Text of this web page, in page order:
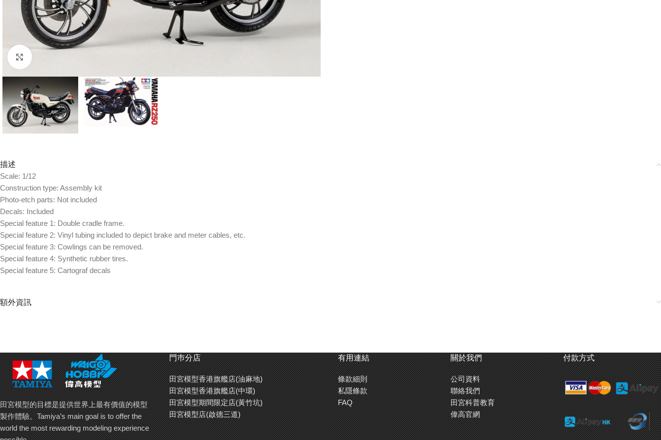
描述
Scale: 1/12
Construction type: Assembly kit
Photo-etch parts: Not included
Decals: Included
Special feature 1: Double cradle frame.
Special feature 2: Vinyl tubing included to depict brake and meter cables, etc.
Special feature 3: Cowlings can be removed.
Special feature 4: Synthetic rubber tires.
Special feature 5: Cartograf decals
額外資訊
田宮模型的目標是提供世界上最有價值的模型
製作體驗。Tamiya’s main goal is to offer the
world the most rewarding modeling experience
門巿分店
田宮模型香港旗艦店(油麻地)
田宮模型香港旗艦店(中環)
田宮模型期間限定店(黃竹坑)
田宮模型店(啟德三道)
有用連結
條款細則
私隱條款
FAQ
關於我們
公司資料
聯絡我們
田宮科普教育
偉高官網
付款方式